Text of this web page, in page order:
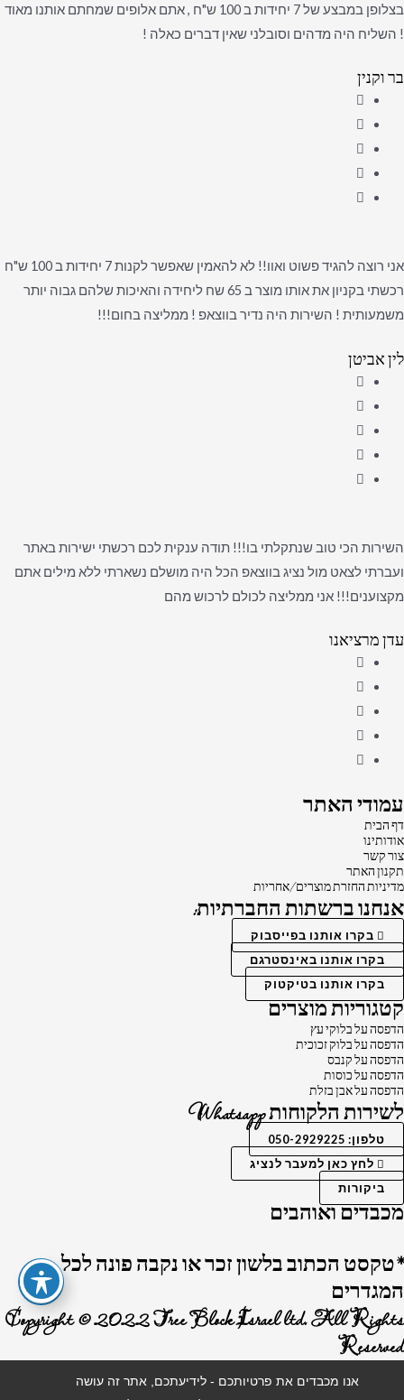
בצלופן במבצע של 7 יחידות ב 100 ש"ח , אתם אלופים שמחתם אותנו מאוד
! השליח היה מדהים וסובלני שאין דברים כאלה !
בר וקנין
אני רוצה להגיד פשוט ואוו!! לא להאמין שאפשר לקנות 7 יחידות ב 100 ש"ח
רכשתי בקניון את אותו מוצר ב 65 שח ליחידה והאיכות שלהם גבוה יותר
משמעותית ! השירות היה נדיר בווצאפ ! ממליצה בחום!!!
לין אביטן
השירות הכי טוב שנתקלתי בו!!! תודה ענקית לכם רכשתי ישירות באתר
ועברתי לצאט מול נציג בווצאפ הכל היה מושלם נשארתי ללא מילים אתם
מקצוענים!!! אני ממליצה לכולם לרכוש מהם
עדן מרציאנו
עמודי האתר
דף הבית
אודותינו
צור קשר
תקנון האתר
מדיניות החזרת מוצרים/אחריות
אנחנו ברשתות החברתיות:
בקרו אותנו בפייסבוק
בקרו אותנו באינסטרגם
בקרו אותנו בטיקטוק
קטגוריות מוצרים
הדפסה על בלוקי עץ
הדפסה על בלוק זכוכית
הדפסה על קנבס
הדפסה על כוסות
הדפסה על אבן בזלת
לשירות הלקוחות Whatsapp
טלפון: 050-2929225
לחץ כאן למעבר לנציג
ביקורות
מכבדים ואוהבים
*טקסט הכתוב בלשון זכר או נקבה פונה לכל
המגדרים
Copyright © 2022 Tree Block Israel ltd. All Rights
Reserved
אנו מכבדים את פרטיותכם - לידיעתכם, אתר זה עושה